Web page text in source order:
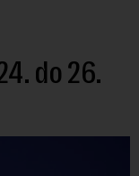
do 26.